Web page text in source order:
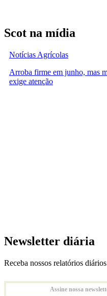
Scot na mídia
Notícias Agrícolas
Arroba firme em junho, mas
exige atenção
Newsletter diária
Receba nossos relatórios
Assine nossa